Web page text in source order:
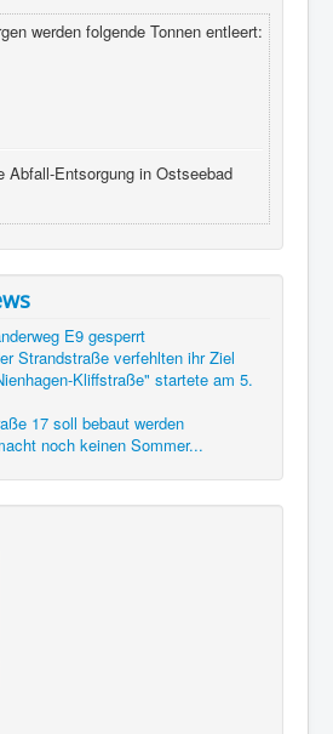
werden folgende Tonnen entleert:
Abfall-Entsorgung in Ostseebad
E9 gesperrt
Strandstraße verfehlten ihr Ziel
Kliffstraße" startete am 5.
17 soll bebaut werden
noch keinen Sommer...